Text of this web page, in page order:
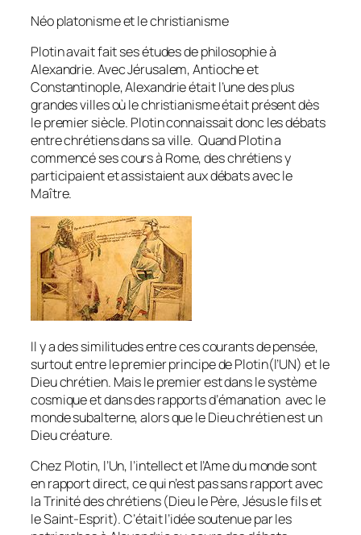
Néo platonisme et le christianisme
Plotin avait fait ses études de philosophie à
Alexandrie. Avec Jérusalem, Antioche et
Constantinople, Alexandrie était l’une des plus
grandes villes où le christianisme était présent dès
le premier siècle. Plotin connaissait donc les débats
entre chrétiens dans sa ville. Quand Plotin a
commencé ses cours à Rome, des chrétiens y
participaient et assistaient aux débats avec le
Maître.
Il y a des similitudes entre ces courants de pensée,
surtout entre le premier principe de Plotin(l’UN) et le
Dieu chrétien. Mais le premier est dans le système
cosmique et dans des rapports d’émanation avec le
monde subalterne, alors que le Dieu chrétien est un
Dieu créature.
Chez Plotin, l’Un, l’intellect et l’Ame du monde sont
en rapport direct, ce qui n’est pas sans rapport avec
la Trinité des chrétiens (Dieu le Père, Jésus le fils et
le Saint-Esprit). C’était l’idée soutenue par les